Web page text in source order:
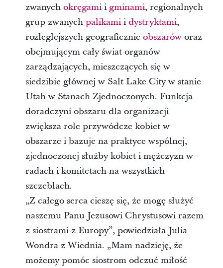
zwanych okręgamii gminami, regionalnych
grup zwanych palikamii dystryktami,
rozleglejszych geograficznie obszaróworaz
obejmującym cały świat organów
zarządzających, mieszczących się w
siedzibie głównej w Salt Lake City w stanie
Utah w Stanach Zjednoczonych. Funkcja
doradczyni obszaru dla organizacji
zwiększa role przywódcze kobiet w
obszarze i bazuje na praktyce wspólnej,
zjednoczonej służby kobiet i mężczyzn w
radach i komitetach na wszystkich
szczeblach.
„Z całego serca cieszę się, że mogę służyć
naszemu Panu Jezusowi Chrystusowi razem
z siostrami z Europy”, powiedziała Julia
Wondra z Wiednia. „Mam nadzieję, że
możemy pomóc siostrom odczuć miłość